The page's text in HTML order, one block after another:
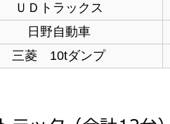
ＵＤトラックス
日野自動車
三菱 10tダンプ